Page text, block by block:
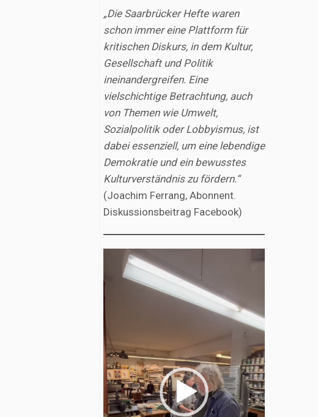
„Die Saarbrücker Hefte waren
schon immer eine Plattform für
kritischen Diskurs, in dem Kultur,
Gesellschaft und Politik
ineinandergreifen. Eine
vielschichtige Betrachtung, auch
von Themen wie Umwelt,
Sozialpolitik oder Lobbyismus, ist
dabei essenziell, um eine lebendige
Demokratie und ein bewusstes
Kulturverständnis zu fördern.“
(Joachim Ferrang, Abonnent.
Diskussionsbeitrag Facebook)
Video-
Player